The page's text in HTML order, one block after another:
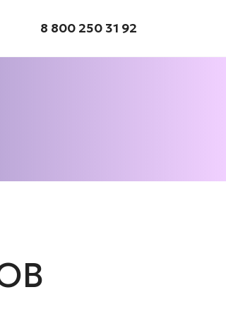
8 800 250 31 92